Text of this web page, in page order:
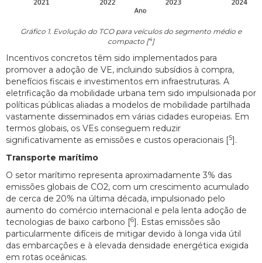
Gráfico 1. Evolução do TCO para veículos do segmento médio e
compacto [4]
Incentivos concretos têm sido implementados para
promover a adoção de VE, incluindo subsídios à compra,
benefícios fiscais e investimentos em infraestruturas. A
eletrificação da mobilidade urbana tem sido impulsionada por
políticas públicas aliadas a modelos de mobilidade partilhada
vastamente disseminados em várias cidades europeias. Em
termos globais, os VEs conseguem reduzir
significativamente as emissões e custos operacionais [5].
Transporte marítimo
O setor marítimo representa aproximadamente 3% das
emissões globais de CO2, com um crescimento acumulado
de cerca de 20% na última década, impulsionado pelo
aumento do comércio internacional e pela lenta adoção de
tecnologias de baixo carbono [6]. Estas emissões são
particularmente difíceis de mitigar devido à longa vida útil
das embarcações e à elevada densidade energética exigida
em rotas oceânicas.